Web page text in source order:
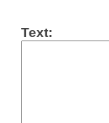
Text: